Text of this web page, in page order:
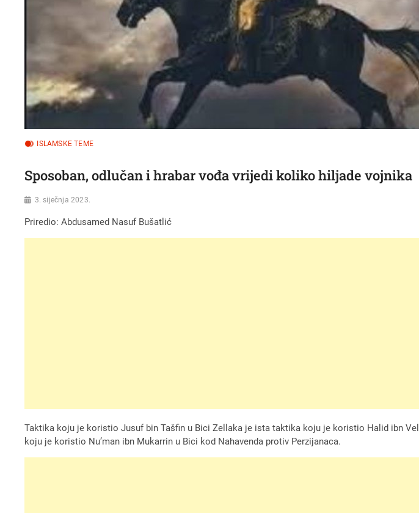
ISLAMSKE TEME
Sposoban, odlučan i hrabar vođa vrijedi koliko hiljade vojnika
3. siječnja 2023.
Priredio: Abdusamed Nasuf Bušatlić
Taktika koju je koristio Jusuf bin Tašfin u Bici Zellaka je ista taktika koju je koristio Halid ibn
koju je koristio Nu’man ibn Mukarrin u Bici kod Nahavenda protiv Perzijanaca.